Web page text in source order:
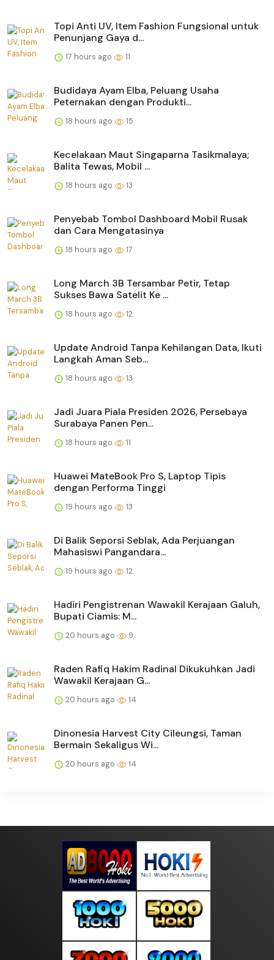
Topi Anti UV, Item Fashion Fungsional untuk
Penunjang Gaya d...
17 hours ago 11
Budidaya Ayam Elba, Peluang Usaha
Peternakan dengan Produkti...
18 hours ago 15
Kecelakaan Maut Singaparna Tasikmalaya;
Balita Tewas, Mobil ...
18 hours ago 13
Penyebab Tombol Dashboard Mobil Rusak
dan Cara Mengatasinya
18 hours ago 17
Long March 3B Tersambar Petir, Tetap
Sukses Bawa Satelit Ke ...
18 hours ago 12
Update Android Tanpa Kehilangan Data, Ikuti
Langkah Aman Seb...
18 hours ago 13
Jadi Juara Piala Presiden 2026, Persebaya
Surabaya Panen Pen...
18 hours ago 11
Huawei MateBook Pro S, Laptop Tipis
dengan Performa Tinggi
19 hours ago 13
Di Balik Seporsi Seblak, Ada Perjuangan
Mahasiswi Pangandara...
19 hours ago 12
Hadiri Pengistrenan Wawakil Kerajaan Galuh,
Bupati Ciamis: M...
20 hours ago 9
Raden Rafiq Hakim Radinal Dikukuhkan Jadi
Wawakil Kerajaan G...
20 hours ago 14
Dinonesia Harvest City Cileungsi, Taman
Bermain Sekaligus Wi...
20 hours ago 14